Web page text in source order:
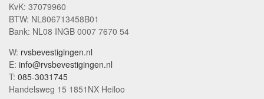
KvK: 37079960
BTW: NL806713458B01
Bank: NL08 INGB 0007 7670 54
W: rvsbevestigingen.nl
E: info@rvsbevestigingen.nl
T: 085-3031745
Handelsweg 15 1851NX Heiloo